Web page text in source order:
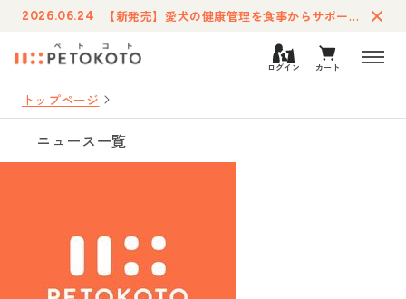
2026.06.24 【新発売】愛犬の健康管理を食事からサポートする療法食「ペトコトフーズ・ケア」が登場
ログイン カート
トップページ
ニュース一覧